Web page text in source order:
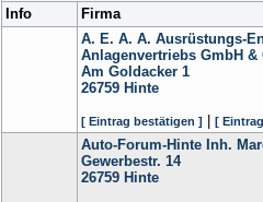
Info
Firma
A. E. A. A. Ausrüstungs-
Anlagenvertriebs GmbH &
Am Goldacker 1
26759 Hinte
[ Eintrag bestätigen ] [
Auto-Forum-Hinte Inh.
Gewerbestr. 14
26759 Hinte